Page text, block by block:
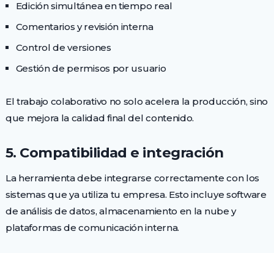
Edición simultánea en tiempo real
Comentarios y revisión interna
Control de versiones
Gestión de permisos por usuario
El trabajo colaborativo no solo acelera la producción, sino
que mejora la calidad final del contenido.
5. Compatibilidad e integración
La herramienta debe integrarse correctamente con los
sistemas que ya utiliza tu empresa. Esto incluye software
de análisis de datos, almacenamiento en la nube y
plataformas de comunicación interna.